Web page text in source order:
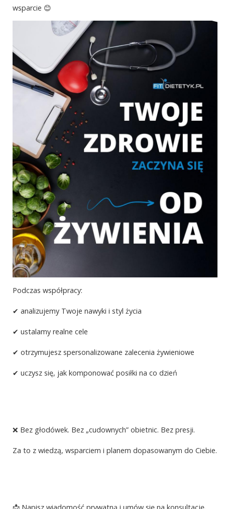
wsparcie 😊
Podczas współpracy:
✔ analizujemy Twoje nawyki i styl życia
✔ ustalamy realne cele
✔ otrzymujesz spersonalizowane zalecenia żywieniowe
✔ uczysz się, jak komponować posiłki na co dzień
❌ Bez głodówek. Bez „cudownych” obietnic. Bez presji.
Za to z wiedzą, wsparciem i planem dopasowanym do Ciebie.